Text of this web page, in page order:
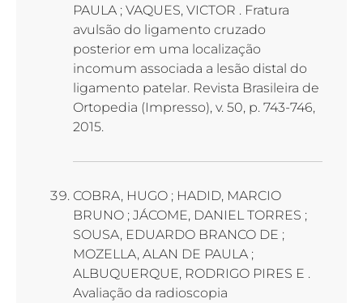
PAULA ; VAQUES, VICTOR . Fratura
avulsão do ligamento cruzado
posterior em uma localização
incomum associada a lesão distal do
ligamento patelar. Revista Brasileira de
Ortopedia (Impresso), v. 50, p. 743-746,
2015.
COBRA, HUGO ; HADID, MARCIO
BRUNO ; JÁCOME, DANIEL TORRES ;
SOUSA, EDUARDO BRANCO DE ;
MOZELLA, ALAN DE PAULA ;
ALBUQUERQUE, RODRIGO PIRES E .
Avaliação da radioscopia